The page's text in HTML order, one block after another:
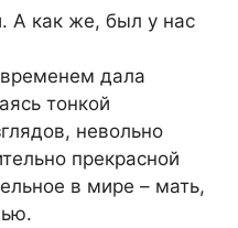
А как же, был у нас
дала
тонкой
невольно
прекрасной
в мире – мать,